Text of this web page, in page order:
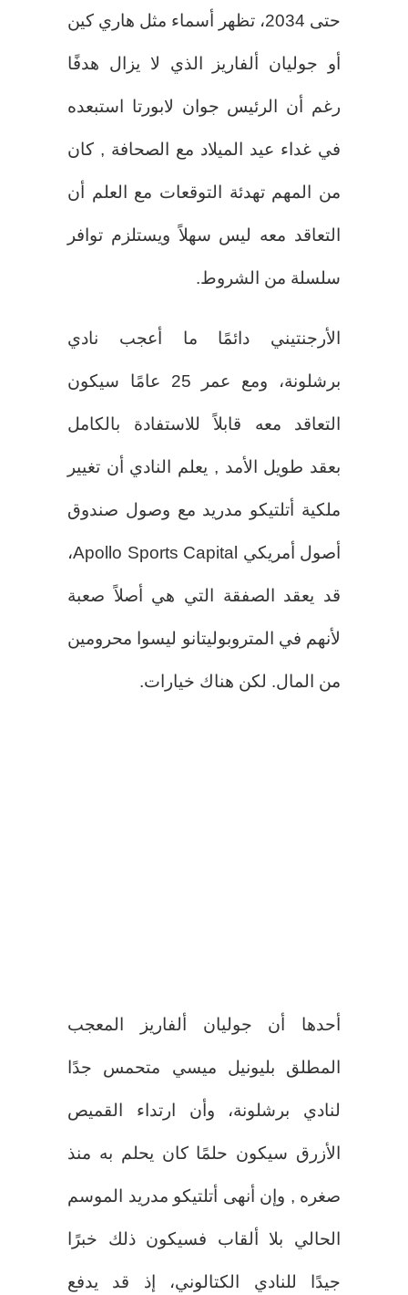
حتى 2034، تظهر أسماء مثل هاري كين
أو جوليان ألفاريز الذي لا يزال هدفًا
رغم أن الرئيس جوان لابورتا استبعده
في غداء عيد الميلاد مع الصحافة , كان
من المهم تهدئة التوقعات مع العلم أن
التعاقد معه ليس سهلاً ويستلزم توافر
سلسلة من الشروط.
الأرجنتيني دائمًا ما أعجب نادي
برشلونة، ومع عمر 25 عامًا سيكون
التعاقد معه قابلاً للاستفادة بالكامل
بعقد طويل الأمد , يعلم النادي أن تغيير
ملكية أتلتيكو مدريد مع وصول صندوق
أصول أمريكي Apollo Sports Capital،
قد يعقد الصفقة التي هي أصلاً صعبة
لأنهم في المتروبوليتانو ليسوا محرومين
من المال. لكن هناك خيارات.
أحدها أن جوليان ألفاريز المعجب
المطلق بليونيل ميسي متحمس جدًا
لنادي برشلونة، وأن ارتداء القميص
الأزرق سيكون حلمًا كان يحلم به منذ
صغره , وإن أنهى أتلتيكو مدريد الموسم
الحالي بلا ألقاب فسيكون ذلك خبرًا
جيدًا للنادي الكتالوني، إذ قد يدفع